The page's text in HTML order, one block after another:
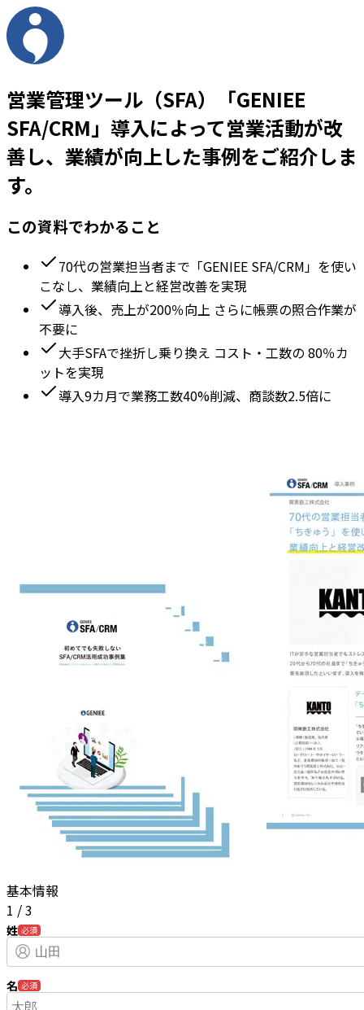
営業管理ツール（SFA）「GENIEE
SFA/CRM」導入によって営業活動が改
善し、業績が向上した事例をご紹介しま
す。
この資料でわかること
70代の営業担当者まで「GENIEE SFA/CRM」を使い
こなし、業績向上と経営改善を実現
導入後、売上が200％向上 さらに帳票の照合作業が
不要に
大手SFAで挫折し乗り換え コスト・工数の 80％カ
ットを実現
導入9カ月で業務工数40%削減、商談数2.5倍に
基本情報
1 /3
姓 必須
名 必須